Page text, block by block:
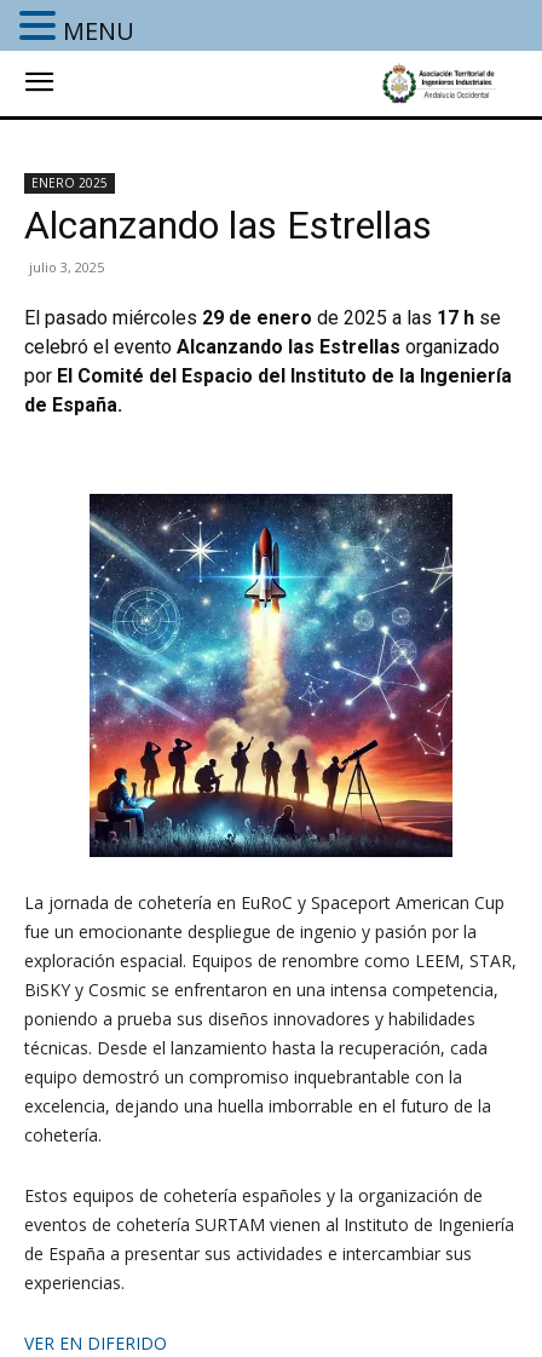
ENERO 2025
Alcanzando las Estrellas
julio 3, 2025
El pasado miércoles 29 de enero de 2025 a las 17 h se
celebró el evento Alcanzando las Estrellas organizado
por El Comité del Espacio del Instituto de la Ingeniería
de España.
La jornada de cohetería en EuRoC y Spaceport American Cup
fue un emocionante despliegue de ingenio y pasión por la
exploración espacial. Equipos de renombre como LEEM, STAR,
BiSKY y Cosmic se enfrentaron en una intensa competencia,
poniendo a prueba sus diseños innovadores y habilidades
técnicas. Desde el lanzamiento hasta la recuperación, cada
equipo demostró un compromiso inquebrantable con la
excelencia, dejando una huella imborrable en el futuro de la
cohetería.
Estos equipos de cohetería españoles y la organización de
eventos de cohetería SURTAM vienen al Instituto de Ingeniería
de España a presentar sus actividades e intercambiar sus
experiencias.
VER EN DIFERIDO
MENU